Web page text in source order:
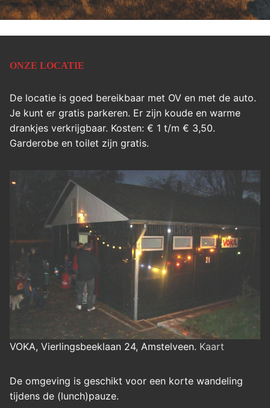
ONZE LOCATIE
De locatie is goed bereikbaar met OV en met de auto.
Je kunt er gratis parkeren. Er zijn koude en warme
drankjes verkrijgbaar. Kosten: € 1 t/m € 3,50.
Garderobe en toilet zijn gratis.
VOKA, Vierlingsbeeklaan 24, Amstelveen. Kaart
De omgeving is geschikt voor een korte wandeling
tijdens de (lunch)pauze.